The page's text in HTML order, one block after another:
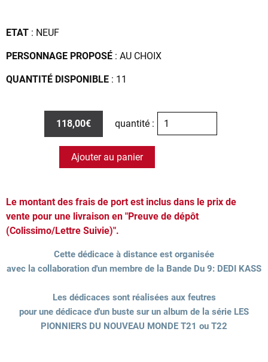
ETAT : NEUF
PERSONNAGE PROPOSÉ : AU CHOIX
QUANTITÉ DISPONIBLE : 11
118,00€ quantité :
Ajouter au panier
Le montant des frais de port est inclus dans le prix de
vente pour une livraison en "Preuve de dépôt
(Colissimo/Lettre Suivie)".
Cette dédicace à distance est organisée
avec la collaboration d'un membre de la Bande Du 9: DEDI KASS
Les dédicaces sont réalisées aux feutres
pour une dédicace d'un buste sur un album de la série LES
PIONNIERS DU NOUVEAU MONDE T21 ou T22